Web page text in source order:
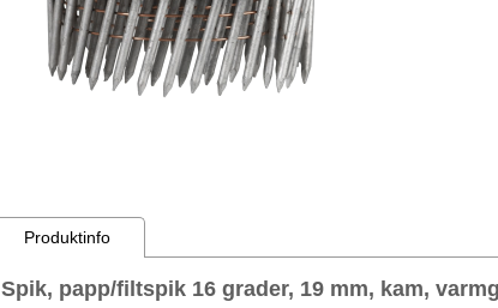
Produktinfo
Spik, papp/filtspik 16 grader, 19 mm, kam,